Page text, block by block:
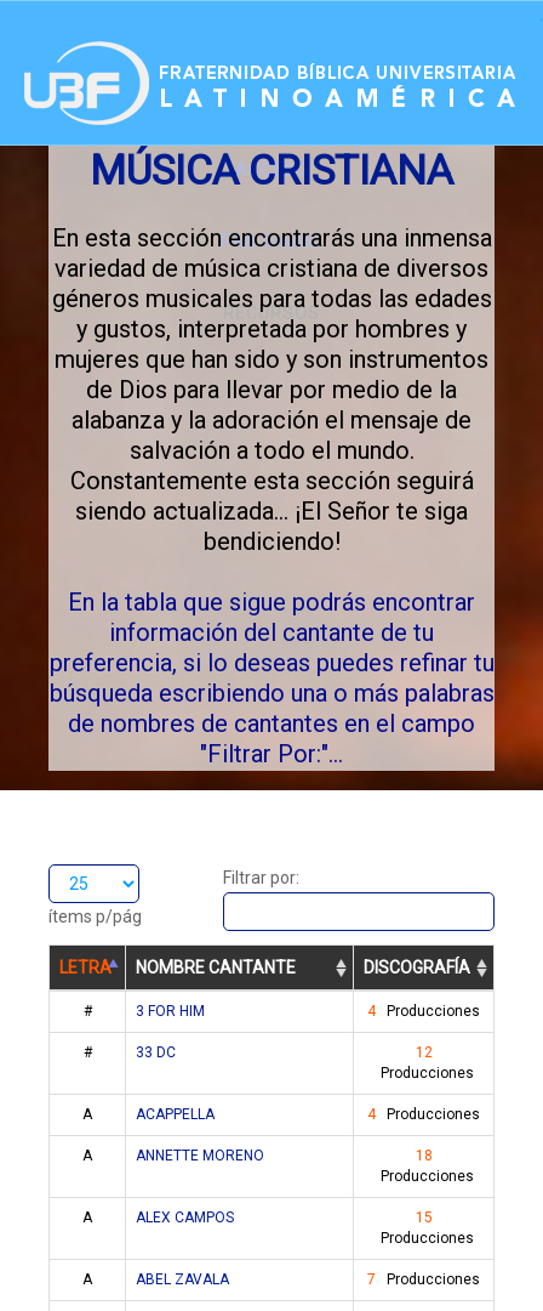
ACCESO
PAN DIARIO
RECURSOS
MÚSICA CRISTIANA
En esta sección encontrarás una inmensa
variedad de música cristiana de diversos
géneros musicales para todas las edades
y gustos, interpretada por hombres y
mujeres que han sido y son instrumentos
de Dios para llevar por medio de la
alabanza y la adoración el mensaje de
salvación a todo el mundo.
Constantemente esta sección seguirá
siendo actualizada... ¡El Señor te siga
bendiciendo!
En la tabla que sigue podrás encontrar
información del cantante de tu
preferencia, si lo deseas puedes refinar tu
búsqueda escribiendo una o más palabras
de nombres de cantantes en el campo
"Filtrar Por:"...
ítems p/pág
Filtrar por:
LETRA NOMBRE CANTANTE DISCOGRAFÍA
# 3 FOR HIM 4Producciones
# 33 DC
12
Producciones
A ACAPPELLA 4Producciones
A ANNETTE MORENO
18
Producciones
A ALEX CAMPOS
15
Producciones
A ABEL ZAVALA 7 Producciones